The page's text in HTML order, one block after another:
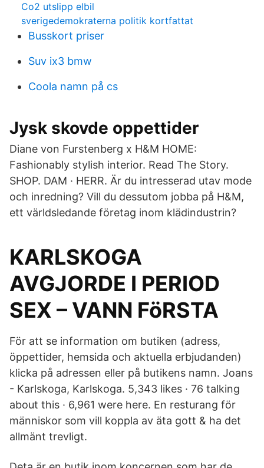
Co2 utslipp elbil
sverigedemokraterna politik kortfattat
Busskort priser
Suv ix3 bmw
Coola namn på cs
Jysk skovde oppettider
Diane von Furstenberg x H&M HOME:
Fashionably stylish interior. Read The Story.
SHOP. DAM · HERR. Är du intresserad utav mode
och inredning? Vill du dessutom jobba på H&M,
ett världsledande företag inom klädindustrin?
KARLSKOGA
AVGJORDE I PERIOD
SEX – VANN FöRSTA
För att se information om butiken (adress,
öppettider, hemsida och aktuella erbjudanden)
klicka på adressen eller på butikens namn. Joans
- Karlskoga, Karlskoga. 5,343 likes · 76 talking
about this · 6,961 were here. En resturang för
människor som vill koppla av äta gott & ha det
allmänt trevligt.